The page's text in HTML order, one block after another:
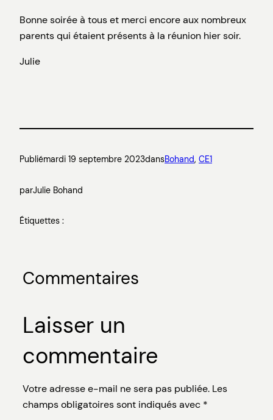
Bonne soirée à tous et merci encore aux nombreux
parents qui étaient présents à la réunion hier soir.
Julie
Publiémardi 19 septembre 2023dansBohand, CE1
parJulie Bohand
Étiquettes :
Commentaires
Laisser un
commentaire
Votre adresse e-mail ne sera pas publiée. Les
champs obligatoires sont indiqués avec *